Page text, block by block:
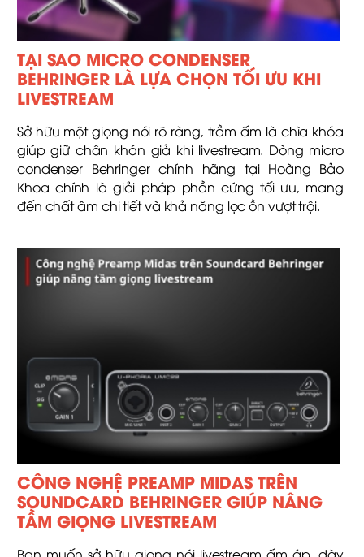
TẠI SAO MICRO CONDENSER
BEHRINGER LÀ LỰA CHỌN TỐI ƯU KHI
LIVESTREAM
Sở hữu một giọng nói rõ ràng, trầm ấm là chìa khóa
giúp giữ chân khán giả khi livestream. Dòng micro
condenser Behringer chính hãng tại Hoàng Bảo
Khoa chính là giải pháp phần cứng tối ưu, mang
đến chất âm chi tiết và khả năng lọc ồn vượt trội.
CÔNG NGHỆ PREAMP MIDAS TRÊN
SOUNDCARD BEHRINGER GIÚP NÂNG
TẦM GIỌNG LIVESTREAM